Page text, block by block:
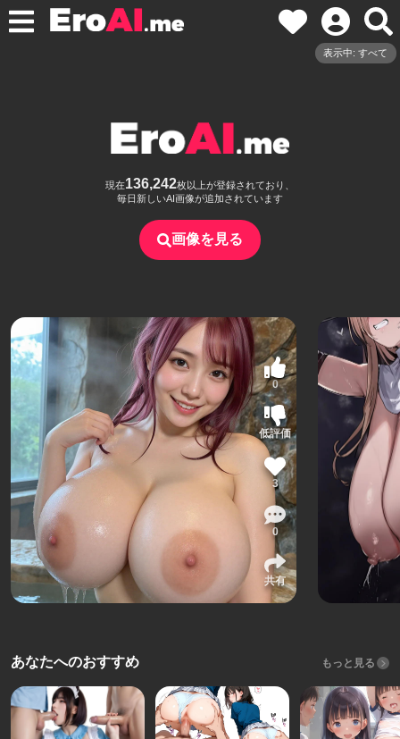
表示中: すべて
現在136,242枚以上が登録されており、
毎日新しいAI画像が追加されています
画像を見る
0
低評価
3
0
共有
あなたへのおすすめ もっと見る